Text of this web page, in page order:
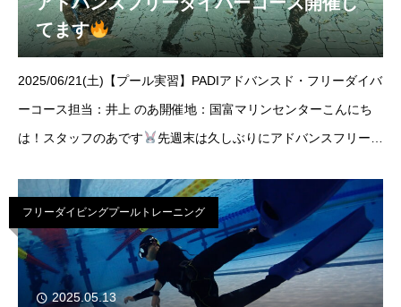
てます
2025/06/21(土)【プール実習】PADIアドバンスド・フリーダイバ
ーコース担当：井上 のあ開催地：国富マリンセンターこんにち
は！スタッフのあです
先週末は久しぶりにアドバンスフリーダ
スを受けてからのアドバ
フリーダイビングプールトレーニング
2025.05.13